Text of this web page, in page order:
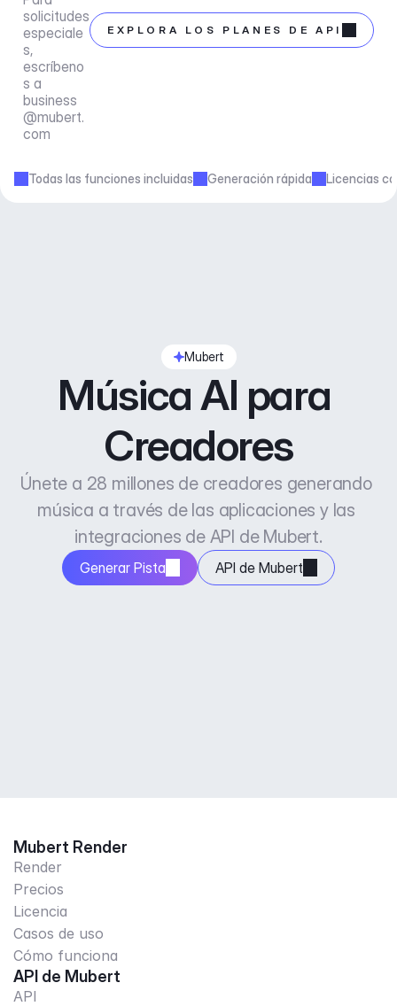
solicitudes
especiale
s,
escríbeno
business
@mubert.
com
EXPLORA LOS PLANES DE API
Todas las funciones incluidas Generación rápida Licencias
Mubert
Música AI para
Creadores
Únete a 28 millones de creadores generando
música a través de las aplicaciones y las
integraciones de API de Mubert.
Generar Pista API de Mubert
Mubert Render
Render
Precios
Licencia
Casos de uso
Cómo funciona
API de Mubert
API